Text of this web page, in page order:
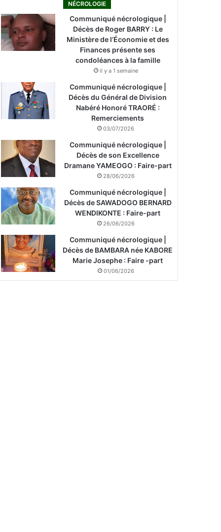
NÉCROLOGIE
Communiqué nécrologique |
Décès de Roger BARRY : Le
Ministère de l’Économie et des
Finances présente ses
condoléances à la famille
il y a 1 semaine
Communiqué nécrologique |
Décès du Général de Division
Nabéré Honoré TRAORÉ :
Remerciements
03/07/2026
Communiqué nécrologique |
Décès de son Excellence
Dramane YAMEOGO : Faire-part
28/06/2026
Communiqué nécrologique |
Décès de SAWADOGO BERNARD
WENDIKONTE : Faire-part
26/06/2026
Communiqué nécrologique |
Décès de BAMBARA née KABORE
Marie Josephe : Faire -part
01/06/2026